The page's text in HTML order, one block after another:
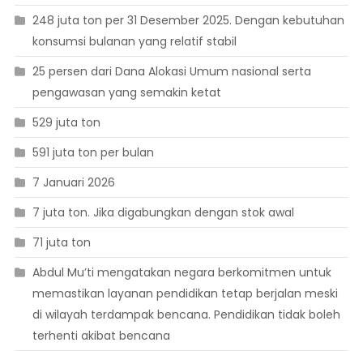
248 juta ton per 31 Desember 2025. Dengan kebutuhan
konsumsi bulanan yang relatif stabil
25 persen dari Dana Alokasi Umum nasional serta
pengawasan yang semakin ketat
529 juta ton
591 juta ton per bulan
7 Januari 2026
7 juta ton. Jika digabungkan dengan stok awal
71 juta ton
Abdul Mu’ti mengatakan negara berkomitmen untuk
memastikan layanan pendidikan tetap berjalan meski
di wilayah terdampak bencana. Pendidikan tidak boleh
terhenti akibat bencana